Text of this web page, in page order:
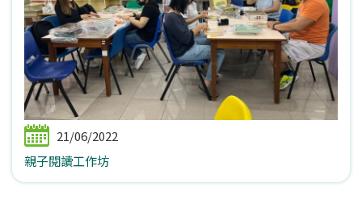
21/06/2022
親子閱讀工作坊